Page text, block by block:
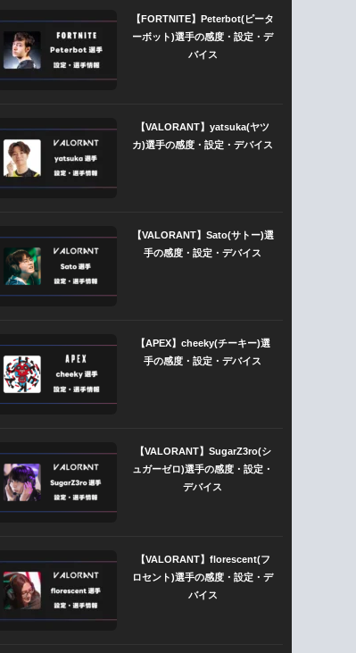
【FORTNITE】Peterbot(ピータ
ーボット)選手の感度・設定・デ
バイス
【VALORANT】yatsuka(ヤツ
カ)選手の感度・設定・デバイス
【VALORANT】Sato(サトー)選
手の感度・設定・デバイス
【APEX】cheeky(チーキー)選
手の感度・設定・デバイス
【VALORANT】SugarZ3ro(シ
ュガーゼロ)選手の感度・設定・
デバイス
【VALORANT】florescent(フ
ロセント)選手の感度・設定・デ
バイス